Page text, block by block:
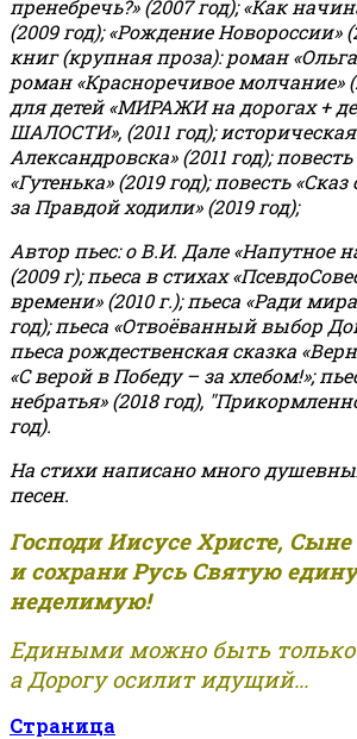
пренебречь?» (2007 год); «Как
(2009 год); «Рождение Новороссии»
книг (крупная проза): роман
роман «Красноречивое молчание»
для детей «МИРАЖИ на дорогах +
ШАЛОСТИ», (2011 год);
Александровска» (2011 год);
«Гутенька» (2019 год); повесть
за Правдой ходили» (2019 год);
Автор пьес: о В.И. Дале «Напутное
(2009 г); пьеса в стихах
времени» (2010 г.); пьеса «Ради
год); пьеса «Отвоёванный выбор
пьеса рождественская сказка
«С верой в Победу – за хлебом!»;
небратья» (2018 год),
год).
На стихи написано много
песен.
Господи Иисусе Христе,
и сохрани Русь Святую
неделимую!
Едиными можно быть только
а Дорогу осилит идущий...
Страница